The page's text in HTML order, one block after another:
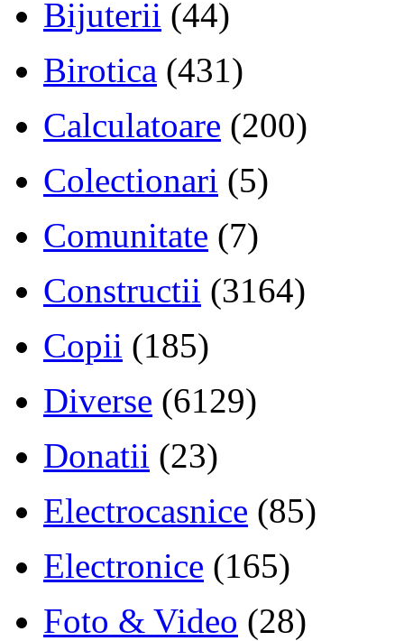
Bijuterii (44)
Birotica (431)
Calculatoare (200)
Colectionari (5)
Comunitate (7)
Constructii (3164)
Copii (185)
Diverse (6129)
Donatii (23)
Electrocasnice (85)
Electronice (165)
Foto & Video (28)